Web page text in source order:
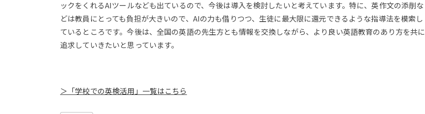
ックをくれるAIツールなども出ているので、今後は導入を検討したいと考えています。特に、英作文の添削な
どは教員にとっても負担が大きいので、AIの力も借りつつ、生徒に最大限に還元できるような指導法を模索し
ているところです。今後は、全国の英語の先生方とも情報を交換しながら、より良い英語教育のあり方を共に
追求していきたいと思っています。
＞「学校での英検活用」一覧はこちら